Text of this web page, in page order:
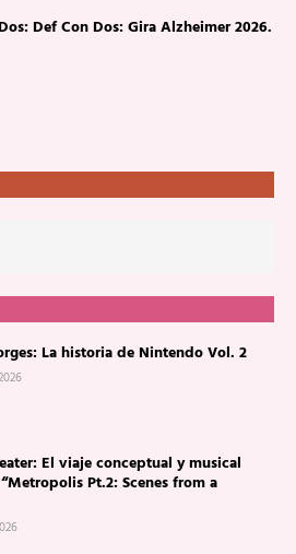
Def Con Dos: Gira Alzheimer 2026.
La historia de Nintendo Vol. 2
El viaje conceptual y musical
Pt.2: Scenes from a